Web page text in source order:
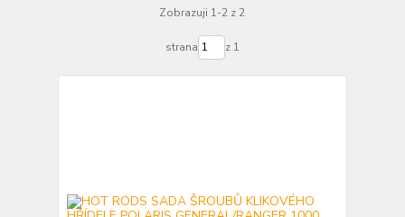
Zobrazuji 1-2 z 2
strana z 1